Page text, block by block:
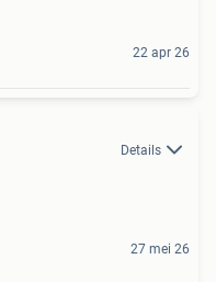
22 apr 26
Details
27 mei 26